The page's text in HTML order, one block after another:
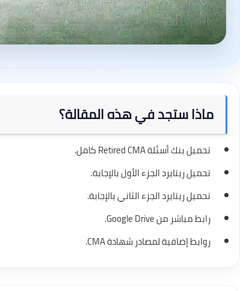
ماذا ستجد في هذه المقالة؟
تحميل بنك أسئلة Retired CMA كامل.
تحميل ريتايرد الجزء الأول بالإجابة.
تحميل ريتايرد الجزء الثاني بالإجابة.
رابط مباشر من Google Drive.
روابط إضافية لمصادر شهادة CMA.